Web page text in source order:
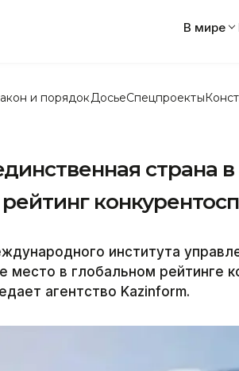
В мире
и порядок ДосьеСпецпроекты
страна
института
место в глобальном рейтинге
агентство Kazinform.